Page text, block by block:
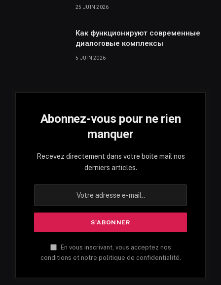
25 JUIN 2026
Как функционируют современные
диалоговые комплексы
5 JUIN 2026
Abonnez-vous pour ne rien
manquer
Recevez directement dans votre boîte mail nos
derniers articles.
En vous inscrivant, vous acceptez nos
conditions et notre politique de confidentialité.